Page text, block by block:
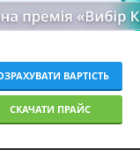
ВАРТІСТЬ
СКАЧАТИ ПРАЙС